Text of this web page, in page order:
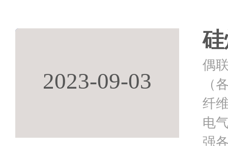
2023-09-03
偶
（
纤
电
强